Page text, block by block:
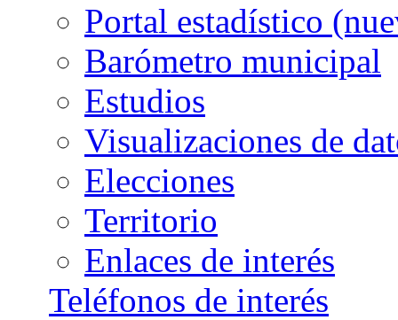
Portal estadístico
Barómetro municipal
Estudios
Visualizaciones de
Elecciones
Territorio
Enlaces de interés
Teléfonos de interés